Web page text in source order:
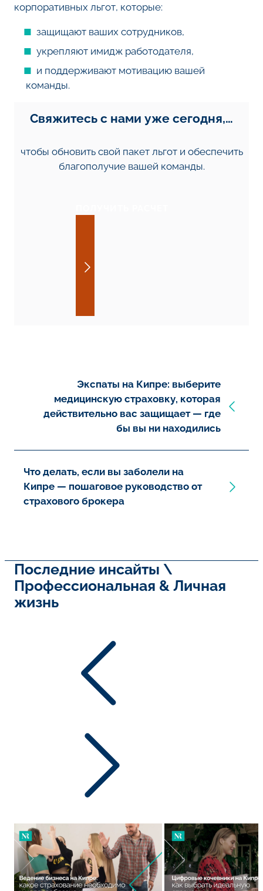
корпоративных льгот, которые:
защищают ваших сотрудников,
укрепляют имидж работодателя,
и поддерживают мотивацию вашей
команды.
Свяжитесь с нами уже сегодня,…
чтобы обновить свой пакет льгот и обеспечить
благополучие вашей команды.
Экспаты на Кипре: выберите
медицинскую страховку, которая
действительно вас защищает — где
бы вы ни находились
Что делать, если вы заболели на
Кипре — пошаговое руководство от
страхового брокера
Последние инсайты \
Профессиональная & Личная
жизнь